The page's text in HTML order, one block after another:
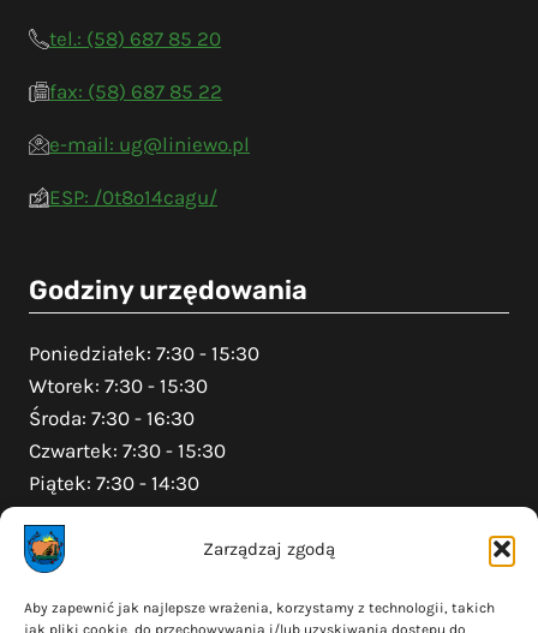
Zarządzaj zgodą
Aby zapewnić jak najlepsze wrażenia, korzystamy z technologii, takich
jak pliki cookie, do przechowywania i/lub uzyskiwania dostępu do
tel.: (58) 687 85 20
fax: (58) 687 85 22
e-mail: ug@liniewo.pl
ESP: /0t8o14cagu/
Godziny urzędowania
Poniedziałek: 7:30 - 15:30
Wtorek: 7:30 - 15:30
Środa: 7:30 - 16:30
Czwartek: 7:30 - 15:30
Piątek: 7:30 - 14:30
Na skróty